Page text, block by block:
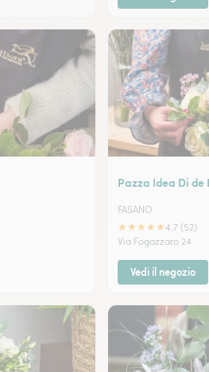
Pazza Idea Di
FASANO
★★★★★4.7 (52)
Via Fogazzaro 24
Vedi il negozio